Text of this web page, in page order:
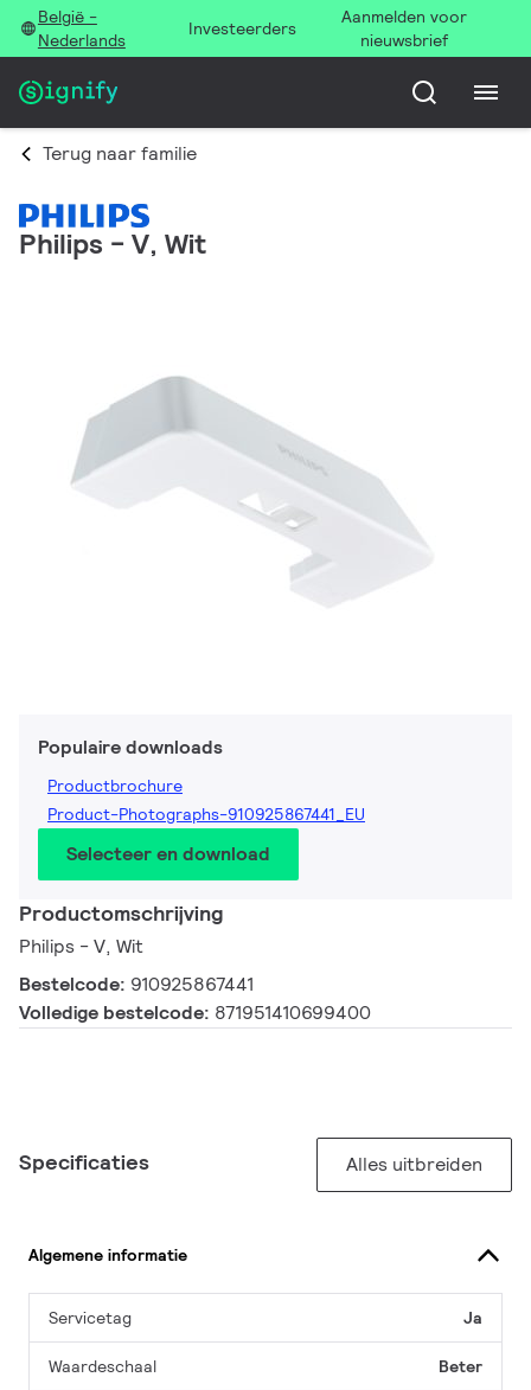
België -
Nederlands
Investeerders
Aanmelden voor
nieuwsbrief
Terug naar familie
Philips - V, Wit
Populaire downloads
Productbrochure
Product-Photographs-910925867441_EU
Selecteer en download
Productomschrijving
Philips - V, Wit
Bestelcode: 910925867441
Volledige bestelcode: 871951410699400
Specificaties Alles uitbreiden
Algemene informatie
Servicetag Ja
Waardeschaal Beter